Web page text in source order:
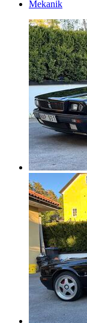
Mekanik